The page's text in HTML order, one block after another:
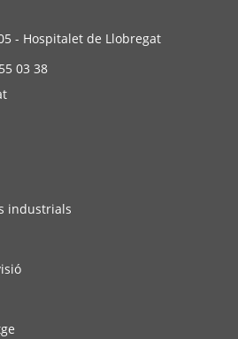
- Hospitalet de Llobregat
03 38
industrials